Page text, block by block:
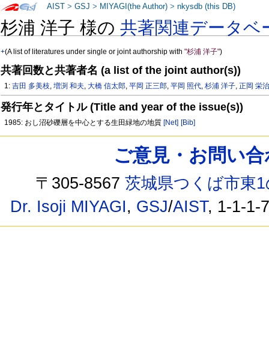
杉浦 洋子 様の共著関連データベ
+(A list of literatures under single or joint authorship with"杉浦 洋子")
共著回数と共著者名 (a list of the joint author(s))
1:吉田 多美枝,増渕 和夫,大橋 信太郎,平岡 正三郎,平岡 照代,杉浦 洋子,正岡 栄
発行年とタイトル (Title and year of the issue(s))
1985: おし沼砂礫層を中心とする生田緑地の地質 [Net] [Bib]
AIST >GSJ > MIYAGI(the Author) >nkysdb (this DB)
ご意見・お問い
〒305-8567茨城県つくば市東
Dr. Isoji MIYAGI, GSJ/AIST, 1-1-1-